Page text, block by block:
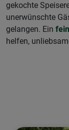
gekochte
unerwünschte
gelangen. Ein
helfen,